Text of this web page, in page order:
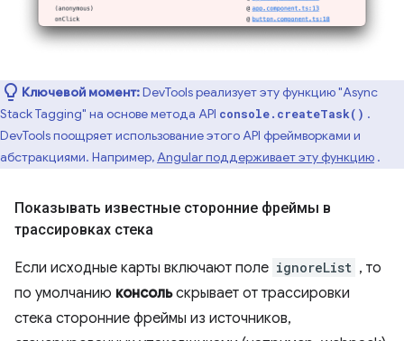
Ключевой момент:DevTools реализует эту функцию "Async
Stack Tagging" на основе метода API console.createTask() .
DevTools поощряет использование этого API фреймворками и
абстракциями. Например,Angular поддерживает эту функцию .
Показывать известные сторонние фреймы в
трассировках стека
Если исходные карты включают поле ignoreList , то
по умолчанию консольскрывает от трассировки
стека сторонние фреймы из источников,